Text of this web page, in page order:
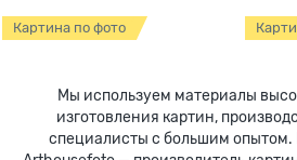
Картина по фото
Мы используем материалы
изготовления картин,
специалисты с большим